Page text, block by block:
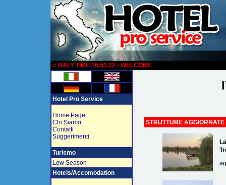
:: ITALY TIME 16.51.22 - WELCOME
Hotel Pro Service
Home Page
Chi Siamo
Contatti
Suggerimenti
Turismo
Low Season
Hotels/Accomodation
STRUTTURE